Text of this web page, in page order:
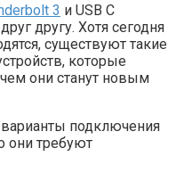
3 и USB C
другу. Хотя сегодня
существуют такие
которые
они станут новым
подключения
они требуют